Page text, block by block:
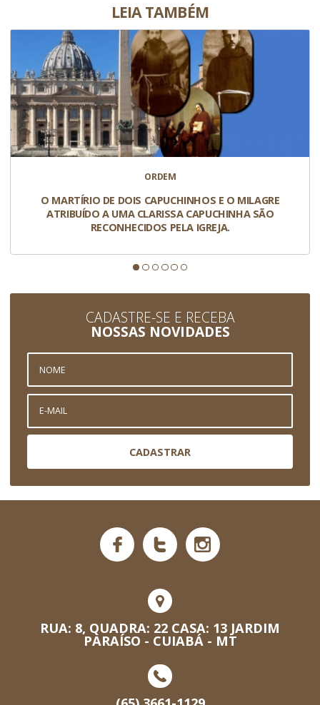
LEIA TAMBÉM
ORDEM
O MARTÍRIO DE DOIS CAPUCHINHOS E O MILAGRE
ATRIBUÍDO A UMA CLARISSA CAPUCHINHA SÃO
RECONHECIDOS PELA IGREJA.
CADASTRE-SE E RECEBA
NOSSAS NOVIDADES
CADASTRAR
RUA: 8, QUADRA: 22 CASA: 13 JARDIM
PARAÍSO - CUIABÁ - MT